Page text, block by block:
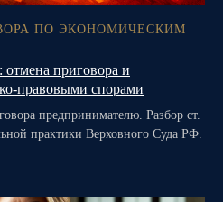
ПО ЭКОНОМИЧЕСКИМ
приговора и
правовыми спорами
предпринимателю. Разбор ст.
практики Верховного Суда РФ.